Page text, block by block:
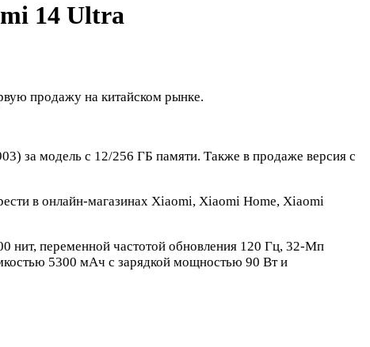
14 Ultra
продажу на китайском рынке.
за модель с 12/256 ГБ памяти. Также в продаже версия с
в онлайн-магазинах Xiaomi, Xiaomi Home, Xiaomi
нит, переменной частотой обновления 120 Гц, 32-Мп
5300 мАч с зарядкой мощностью 90 Вт и